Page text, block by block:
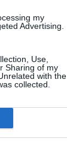
my
Advertising.
Use,
Sharing of my
with the
collected.